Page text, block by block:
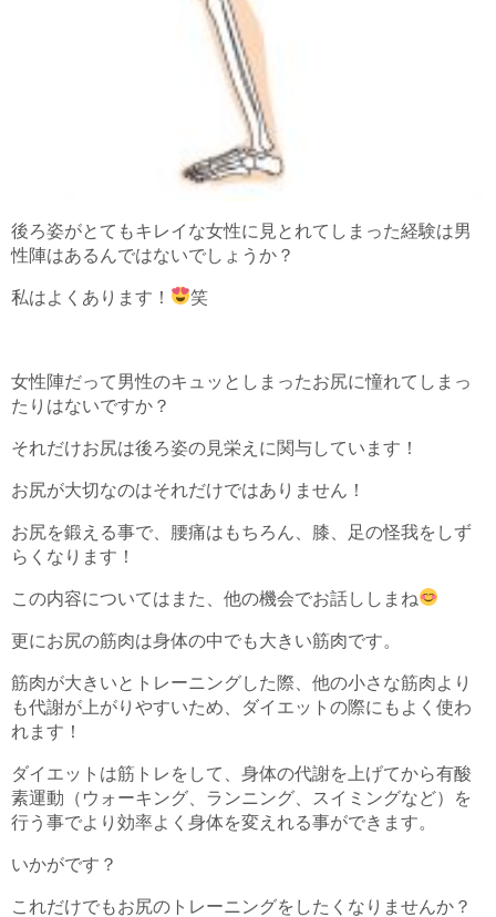
後ろ姿がとてもキレイな女性に見とれてしまった経験は男
性陣はあるんではないでしょうか？
私はよくあります！ 笑
女性陣だって男性のキュッとしまったお尻に憧れてしまっ
たりはないですか？
それだけお尻は後ろ姿の見栄えに関与しています！
お尻が大切なのはそれだけではありません！
お尻を鍛える事で、腰痛はもちろん、膝、足の怪我をしず
らくなります！
この内容についてはまた、他の機会でお話ししまね
更にお尻の筋肉は身体の中でも大きい筋肉です。
筋肉が大きいとトレーニングした際、他の小さな筋肉より
も代謝が上がりやすいため、ダイエットの際にもよく使わ
れます！
ダイエットは筋トレをして、身体の代謝を上げてから有酸
素運動（ウォーキング、ランニング、スイミングなど）を
行う事でより効率よく身体を変えれる事ができます。
いかがです？
これだけでもお尻のトレーニングをしたくなりませんか？